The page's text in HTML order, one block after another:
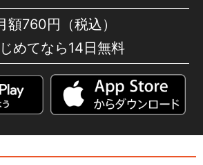
額760円（税込）
めてなら14日無料